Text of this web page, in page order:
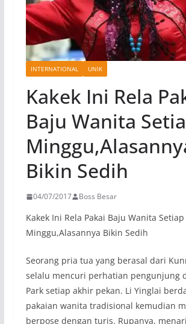
INTERNATIONAL UNIK
Kakek Ini Rela
Baju Wanita
Bikin Sedih
04/07/2017 Boss Besar
Kakek Ini Rela Pakai Baju Wanita
Minggu,Alasannya Bikin Sedih
Seorang pria tua yang berasal dari
selalu mencuri perhatian pengunjung
Park setiap akhir pekan. Li Yinglai
pakaian wanita tradisional kemudian
berpose dengan turis. Rupanya,